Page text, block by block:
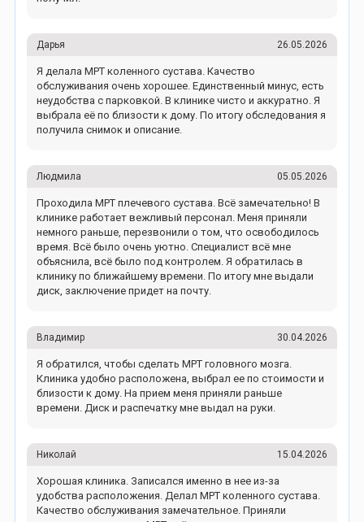
Дарья 26.05.2026
Я делала МРТ коленного сустава. Качество
обслуживания очень хорошее. Единственный минус, есть
неудобства с парковкой. В клинике чисто и аккуратно. Я
выбрала её по близости к дому. По итогу обследования я
получила снимок и описание.
Людмила 05.05.2026
Проходила МРТ плечевого сустава. Всё замечательно! В
клинике работает вежливый персонал. Меня приняли
немного раньше, перезвонили о том, что освободилось
время. Всё было очень уютно. Специалист всё мне
объяснила, всё было под контролем. Я обратилась в
клинику по ближайшему времени. По итогу мне выдали
диск, заключение придет на почту.
Владимир 30.04.2026
Я обратился, чтобы сделать МРТ головного мозга.
Клиника удобно расположена, выбрал ее по стоимости и
близости к дому. На прием меня приняли раньше
времени. Диск и распечатку мне выдал на руки.
Николай 15.04.2026
Хорошая клиника. Записался именно в нее из-за
удобства расположения. Делал МРТ коленного сустава.
Качество обслуживания замечательное. Приняли